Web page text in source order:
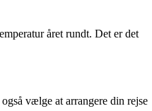
året rundt. Det er det
vælge at arrangere din rejse